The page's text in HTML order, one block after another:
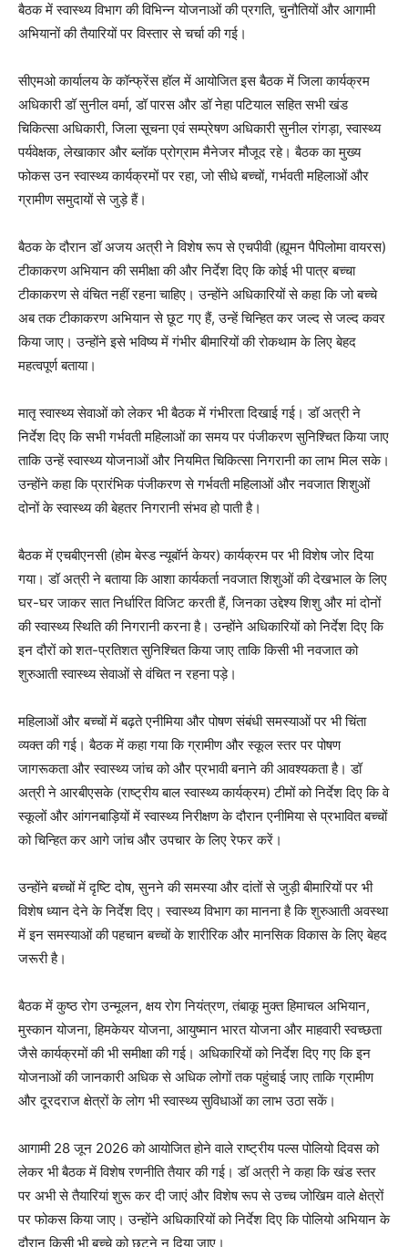
News Week
Magazine PRO
बैठक में स्वास्थ्य विभाग की विभिन्न योजनाओं की प्रगति, चुनौतियों और आगामी
अभियानों की तैयारियों पर विस्तार से चर्चा की गई।
सीएमओ कार्यालय के कॉन्फ्रेंस हॉल में आयोजित इस बैठक में जिला कार्यक्रम
अधिकारी डॉ सुनील वर्मा, डॉ पारस और डॉ नेहा पटियाल सहित सभी खंड
चिकित्सा अधिकारी, जिला सूचना एवं सम्प्रेषण अधिकारी सुनील रांगड़ा, स्वास्थ्य
पर्यवेक्षक, लेखाकार और ब्लॉक प्रोग्राम मैनेजर मौजूद रहे। बैठक का मुख्य
फोकस उन स्वास्थ्य कार्यक्रमों पर रहा, जो सीधे बच्चों, गर्भवती महिलाओं और
ग्रामीण समुदायों से जुड़े हैं।
बैठक के दौरान डॉ अजय अत्री ने विशेष रूप से एचपीवी (ह्यूमन पैपिलोमा वायरस)
टीकाकरण अभियान की समीक्षा की और निर्देश दिए कि कोई भी पात्र बच्चा
टीकाकरण से वंचित नहीं रहना चाहिए। उन्होंने अधिकारियों से कहा कि जो बच्चे
अब तक टीकाकरण अभियान से छूट गए हैं, उन्हें चिन्हित कर जल्द से जल्द कवर
किया जाए। उन्होंने इसे भविष्य में गंभीर बीमारियों की रोकथाम के लिए बेहद
महत्वपूर्ण बताया।
मातृ स्वास्थ्य सेवाओं को लेकर भी बैठक में गंभीरता दिखाई गई। डॉ अत्री ने
निर्देश दिए कि सभी गर्भवती महिलाओं का समय पर पंजीकरण सुनिश्चित किया जाए
ताकि उन्हें स्वास्थ्य योजनाओं और नियमित चिकित्सा निगरानी का लाभ मिल सके।
उन्होंने कहा कि प्रारंभिक पंजीकरण से गर्भवती महिलाओं और नवजात शिशुओं
दोनों के स्वास्थ्य की बेहतर निगरानी संभव हो पाती है।
बैठक में एचबीएनसी (होम बेस्ड न्यूबॉर्न केयर) कार्यक्रम पर भी विशेष जोर दिया
गया। डॉ अत्री ने बताया कि आशा कार्यकर्ता नवजात शिशुओं की देखभाल के लिए
घर-घर जाकर सात निर्धारित विजिट करती हैं, जिनका उद्देश्य शिशु और मां दोनों
की स्वास्थ्य स्थिति की निगरानी करना है। उन्होंने अधिकारियों को निर्देश दिए कि
इन दौरों को शत-प्रतिशत सुनिश्चित किया जाए ताकि किसी भी नवजात को
शुरुआती स्वास्थ्य सेवाओं से वंचित न रहना पड़े।
महिलाओं और बच्चों में बढ़ते एनीमिया और पोषण संबंधी समस्याओं पर भी चिंता
व्यक्त की गई। बैठक में कहा गया कि ग्रामीण और स्कूल स्तर पर पोषण
जागरूकता और स्वास्थ्य जांच को और प्रभावी बनाने की आवश्यकता है। डॉ
अत्री ने आरबीएसके (राष्ट्रीय बाल स्वास्थ्य कार्यक्रम) टीमों को निर्देश दिए कि वे
स्कूलों और आंगनबाड़ियों में स्वास्थ्य निरीक्षण के दौरान एनीमिया से प्रभावित बच्चों
को चिन्हित कर आगे जांच और उपचार के लिए रेफर करें।
उन्होंने बच्चों में दृष्टि दोष, सुनने की समस्या और दांतों से जुड़ी बीमारियों पर भी
विशेष ध्यान देने के निर्देश दिए। स्वास्थ्य विभाग का मानना है कि शुरुआती अवस्था
में इन समस्याओं की पहचान बच्चों के शारीरिक और मानसिक विकास के लिए बेहद
जरूरी है।
बैठक में कुष्ठ रोग उन्मूलन, क्षय रोग नियंत्रण, तंबाकू मुक्त हिमाचल अभियान,
मुस्कान योजना, हिमकेयर योजना, आयुष्मान भारत योजना और माहवारी स्वच्छता
जैसे कार्यक्रमों की भी समीक्षा की गई। अधिकारियों को निर्देश दिए गए कि इन
योजनाओं की जानकारी अधिक से अधिक लोगों तक पहुंचाई जाए ताकि ग्रामीण
और दूरदराज क्षेत्रों के लोग भी स्वास्थ्य सुविधाओं का लाभ उठा सकें।
आगामी 28 जून 2026 को आयोजित होने वाले राष्ट्रीय पल्स पोलियो दिवस को
लेकर भी बैठक में विशेष रणनीति तैयार की गई। डॉ अत्री ने कहा कि खंड स्तर
पर अभी से तैयारियां शुरू कर दी जाएं और विशेष रूप से उच्च जोखिम वाले क्षेत्रों
पर फोकस किया जाए। उन्होंने अधिकारियों को निर्देश दिए कि पोलियो अभियान के
दौरान किसी भी बच्चे को छूटने न दिया जाए।